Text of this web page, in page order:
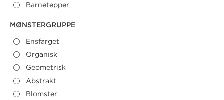
Barnetepper
Ensfarget
Organisk
Geometrisk
Abstrakt
Blomster